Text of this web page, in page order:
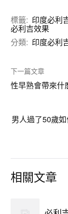
標籤: 印度必利
必利吉效果
分類: 印度必利
下一篇文章
性早熟會帶來什
男人過了50歲
相關文章